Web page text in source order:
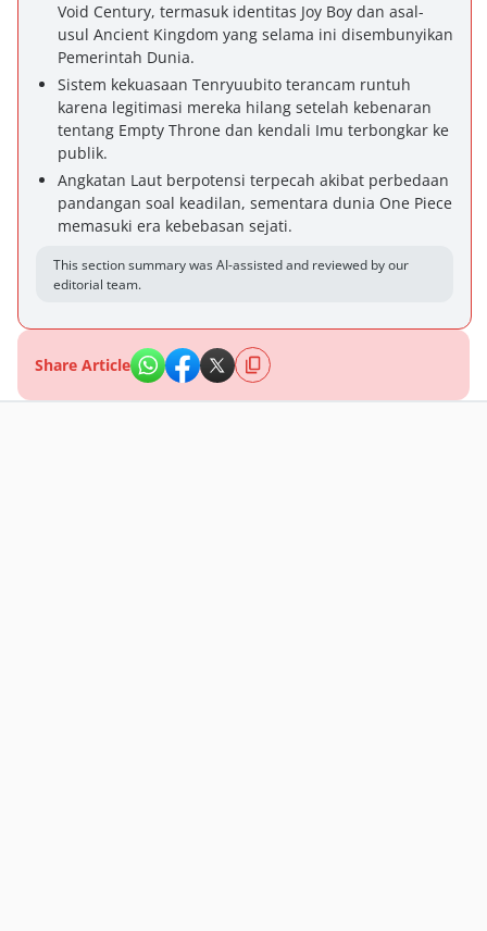
Void Century, termasuk identitas Joy Boy dan asal-
usul Ancient Kingdom yang selama ini disembunyikan
Pemerintah Dunia.
Sistem kekuasaan Tenryuubito terancam runtuh
karena legitimasi mereka hilang setelah kebenaran
tentang Empty Throne dan kendali Imu terbongkar ke
publik.
Angkatan Laut berpotensi terpecah akibat perbedaan
pandangan soal keadilan, sementara dunia One Piece
memasuki era kebebasan sejati.
This section summary was AI-assisted and reviewed by our
editorial team.
Share Article